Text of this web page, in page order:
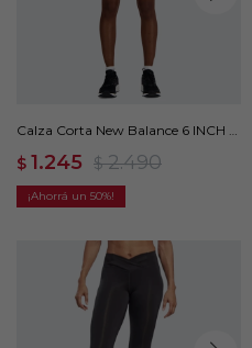
Calza Corta New Balance 6 INCH -
$ 1.245 $ 2.490
50